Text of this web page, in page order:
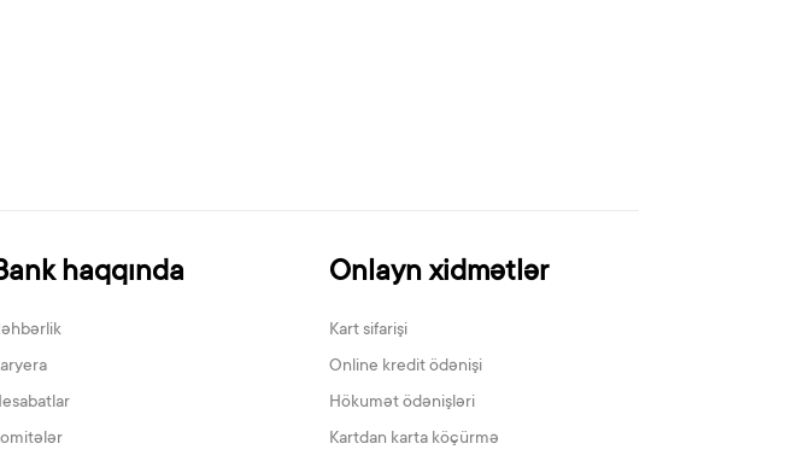
haqqında Onlayn xidmətlər
Kart sifarişi
Online kredit ödənişi
Hökumət ödənişləri
Kartdan karta köçürmə